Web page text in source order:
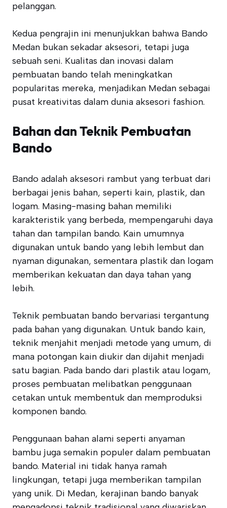
pelanggan.
Kedua pengrajin ini menunjukkan bahwa Bando
Medan bukan sekadar aksesori, tetapi juga
sebuah seni. Kualitas dan inovasi dalam
pembuatan bando telah meningkatkan
popularitas mereka, menjadikan Medan sebagai
pusat kreativitas dalam dunia aksesori fashion.
Bahan dan Teknik Pembuatan
Bando
Bando adalah aksesori rambut yang terbuat dari
berbagai jenis bahan, seperti kain, plastik, dan
logam. Masing-masing bahan memiliki
karakteristik yang berbeda, mempengaruhi daya
tahan dan tampilan bando. Kain umumnya
digunakan untuk bando yang lebih lembut dan
nyaman digunakan, sementara plastik dan logam
memberikan kekuatan dan daya tahan yang
lebih.
Teknik pembuatan bando bervariasi tergantung
pada bahan yang digunakan. Untuk bando kain,
teknik menjahit menjadi metode yang umum, di
mana potongan kain diukir dan dijahit menjadi
satu bagian. Pada bando dari plastik atau logam,
proses pembuatan melibatkan penggunaan
cetakan untuk membentuk dan memproduksi
komponen bando.
Penggunaan bahan alami seperti anyaman
bambu juga semakin populer dalam pembuatan
bando. Material ini tidak hanya ramah
lingkungan, tetapi juga memberikan tampilan
yang unik. Di Medan, kerajinan bando banyak